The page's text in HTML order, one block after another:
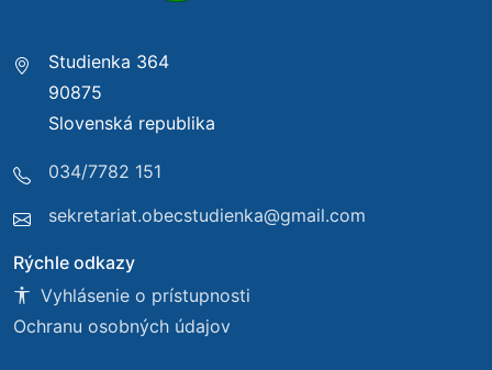
Studienka 364
90875
Slovenská republika
034/7782 151
sekretariat.obecstudienka@gmail.com
Rýchle odkazy
Vyhlásenie o prístupnosti
Ochranu osobných údajov